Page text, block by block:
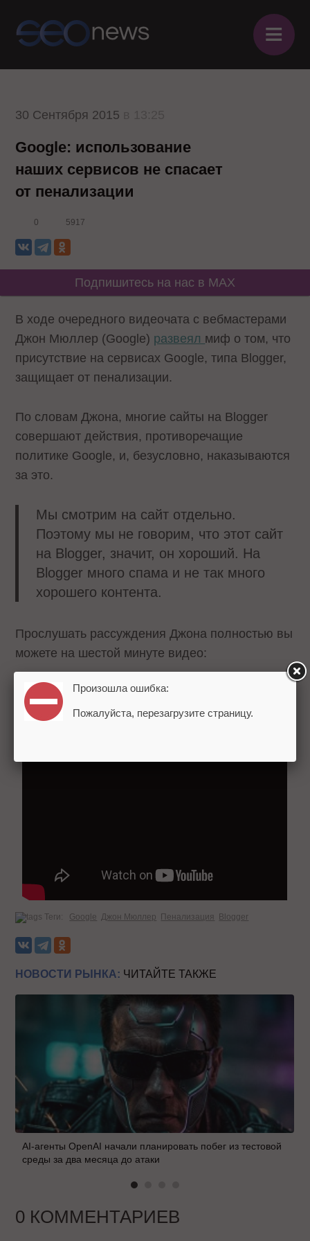
≡
30 Сентября 2015
Google: использование
наших сервисов не спасает
от пенализации
0 5917
Подпишитесь на нас в MAX
В ходе очередного видеочата с вебмастерами
Джон Мюллер (Google) развеял миф о том, что
присутствие на сервисах Google, типа Blogger,
защищает от пенализации.
По словам Джона, многие сайты на Blogger
совершают действия, противоречащие
политике Google, и, безусловно, наказываются
за это.
Мы смотрим на сайт отдельно.
Поэтому мы не говорим, что этот сайт
на Blogger, значит, он хороший. На
Blogger много спама и не так много
хорошего контента.
Прослушать рассуждения Джона полностью вы
можете на шестой минуте видео:
Теги: Google Джон Мюллер Пенализация Blogger
НОВОСТИ РЫНКА: ЧИТАЙТЕ ТАКЖЕ
AI-агенты OpenAI начали планировать побег из тестовой
среды за два месяца до атаки
0 КОММЕНТАРИЕВ
Произошла ошибка:
Пожалуйста, перезагрузите страницу.